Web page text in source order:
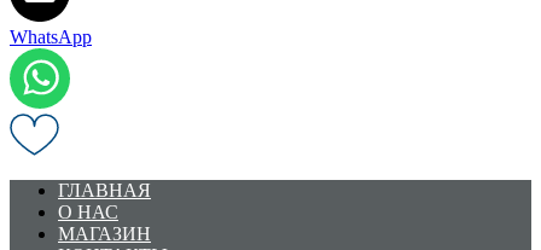
WhatsApp
ГЛАВНАЯ
О НАС
МАГАЗИН